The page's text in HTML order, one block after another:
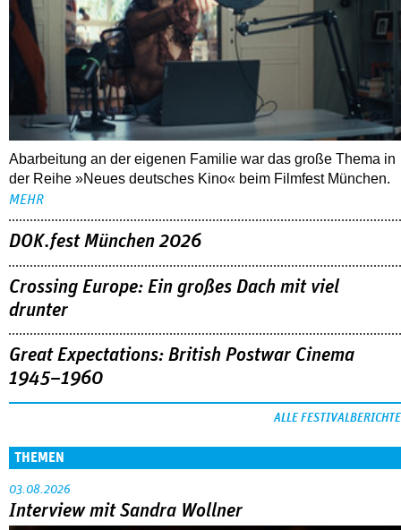
Abarbeitung an der eigenen Familie war das große Thema in
der Reihe »Neues deutsches Kino« beim Filmfest München.
MEHR
DOK.fest München 2026
Crossing Europe: Ein großes Dach mit viel
drunter
Great Expectations: British Postwar Cinema
1945–1960
ALLE FESTIVALBERICHTE
THEMEN
03.08.2026
Interview mit Sandra Wollner